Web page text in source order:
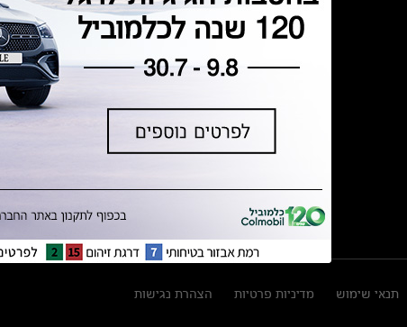
נתוני זיהום אוויר וצריכת דלק וחשמל
נתוני תווית צמיגים
מחירון חלפים
הודעה על הטבות לרכבי מרצדס בהסדר
תנאי שימוש מדיניות פרטיות הצהרת נגישות